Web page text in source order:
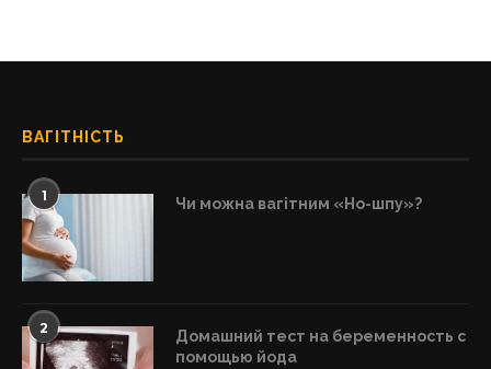
ВАГІТНІСТЬ
1 Чи можна вагітним «Но-шпу»?
2
Домашний тест на беременность с
помощью йода